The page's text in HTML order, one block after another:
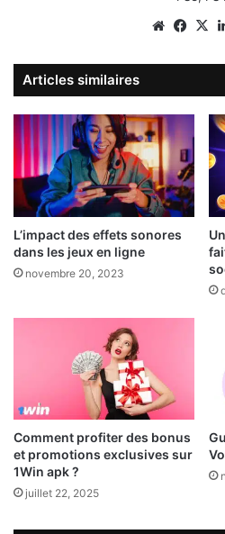
Website
Articles similaires
L’impact des effets sonores
dans les jeux en ligne
novembre 20, 2023
Comment profiter des bonus
et promotions exclusives sur
1Win apk ?
juillet 22, 2025